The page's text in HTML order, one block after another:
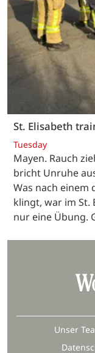
St. Elisabeth
Tuesday
Mayen. Rauch
bricht Unruhe
Was nach einem
klingt, war im St.
nur eine Übung.
Unser